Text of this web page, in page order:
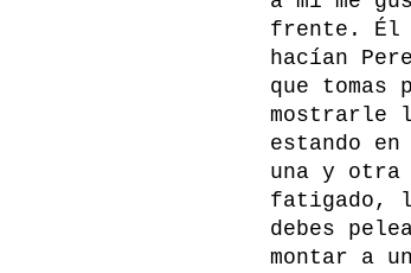
frente. Él
hacían
que tomas
mostrarle
estando
una y otra
fatigado,
debes
montar a